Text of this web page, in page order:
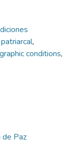
,
conditions,
de Paz